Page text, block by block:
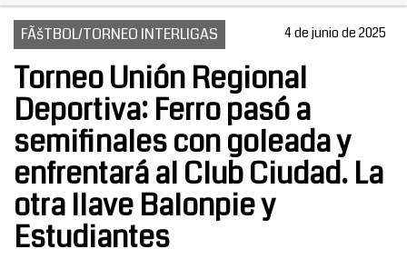
FÃšTBOL/TORNEO INTERLIGAS 4 de junio de 2025
Torneo Unión Regional
Deportiva: Ferro pasó a
semifinales con goleada y
enfrentará al Club Ciudad. La
otra llave Balonpie y
Estudiantes